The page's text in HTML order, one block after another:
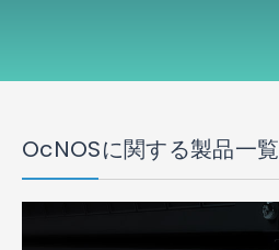
OcNOSに関する製品一覧